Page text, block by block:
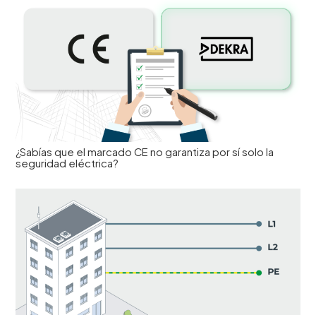
¿Sabías que el marcado CE no garantiza por sí solo la
seguridad eléctrica?